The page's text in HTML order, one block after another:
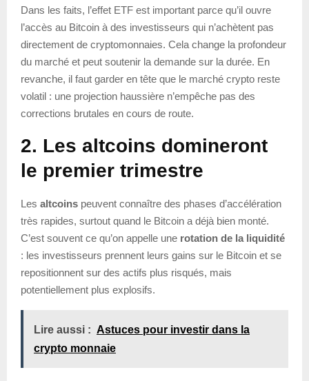
Dans les faits, l’effet ETF est important parce qu’il ouvre
l’accès au Bitcoin à des investisseurs qui n’achètent pas
directement de cryptomonnaies. Cela change la profondeur
du marché et peut soutenir la demande sur la durée. En
revanche, il faut garder en tête que le marché crypto reste
volatil : une projection haussière n’empêche pas des
corrections brutales en cours de route.
2. Les altcoins domineront
le premier trimestre
Les altcoins peuvent connaître des phases d’accélération
très rapides, surtout quand le Bitcoin a déjà bien monté.
C’est souvent ce qu’on appelle une rotation de la liquidité
: les investisseurs prennent leurs gains sur le Bitcoin et se
repositionnent sur des actifs plus risqués, mais
potentiellement plus explosifs.
Lire aussi : Astuces pour investir dans la
crypto monnaie